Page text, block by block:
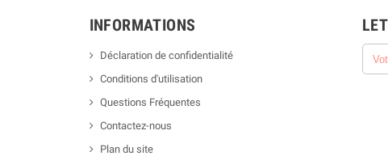
INFORMATIONS
Déclaration de confidentialité
Conditions d'utilisation
Questions Fréquentes
Contactez-nous
Plan du site